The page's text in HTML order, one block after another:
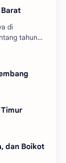
Melak, Kutai Barat
di
tahun
dan Boikot